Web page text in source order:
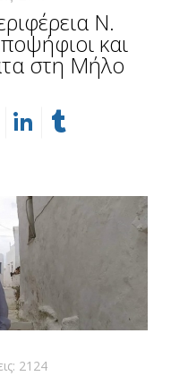
Ν.
και
στη Μήλο
2124